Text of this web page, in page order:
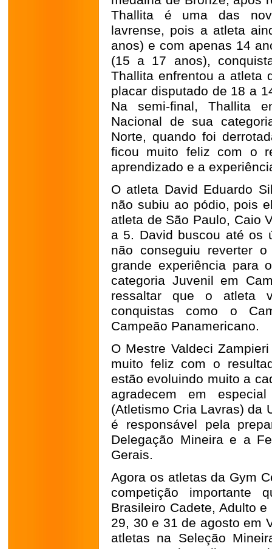
Thallita é uma das
lavrense, pois a atleta
anos) e com apenas 14
(15 a 17 anos),
Thallita enfrentou a atleta
placar disputado de 18 a
Na semi-final, Thallita
Nacional de sua
Norte, quando foi
ficou muito feliz com o
aprendizado e a
O atleta David Eduardo
não subiu ao pódio, pois
atleta de São Paulo, Caio
a 5. David buscou até os
não conseguiu reverter
grande experiência para
categoria Juvenil em
ressaltar que o atleta
conquistas como o
Campeão Panamericano.
O Mestre Valdeci
muito feliz com o
estão evoluindo muito a
agradecem em
(Atletismo Cria Lavras) da
é responsável pela
Delegação Mineira e a
Gerais.
Agora os atletas da Gym
competição importante
Brasileiro Cadete, Adulto
29, 30 e 31 de agosto em
atletas na Seleção